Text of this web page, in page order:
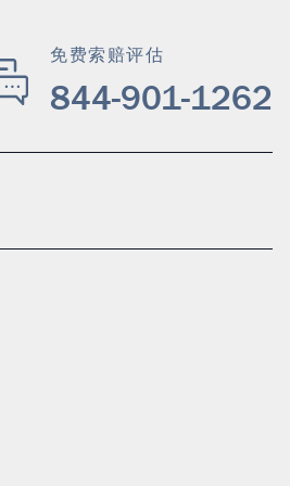
免费索赔评估
844-901-1262